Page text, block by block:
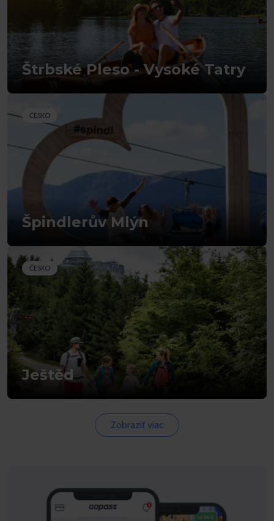
Štrbské Pleso - Vysoké Tatry
ČESKO
Špindlerův Mlýn
ČESKO
Ještěd
Zobraziť viac